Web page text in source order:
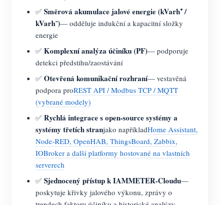
✅ Směrová akumulace jalové energie (kVarh⁺ /
kVarh⁻)— odděluje indukční a kapacitní složky
energie
✅ Komplexní analýza účiníku (PF)— podporuje
detekci předstihu/zaostávání
✅ Otevřená komunikační rozhraní— vestavěná
podpora proREST API / Modbus TCP / MQTT
(vybrané modely)
✅ Rychlá integrace s open-source systémy a
systémy třetích stranjako napříkladHome Assistant,
Node-RED, OpenHAB, ThingsBoard, Zabbix,
IOBroker a další platformy hostované na vlastních
serverech
✅ Sjednocený přístup k IAMMETER-Cloudu—
poskytuje křivky jalového výkonu, zprávy o